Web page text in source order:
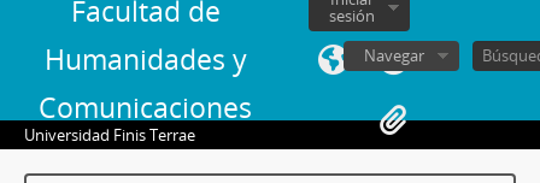
Facultad de
Humanidades y
Comunicaciones
sesión
Navegar
Universidad Finis Terrae